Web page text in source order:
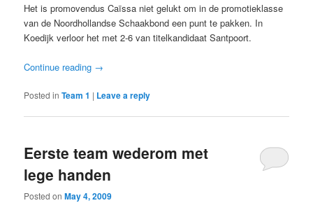
Het is promovendus Caïssa niet gelukt om in de promotieklasse
van de Noordhollandse Schaakbond een punt te pakken. In
Koedijk verloor het met 2-6 van titelkandidaat Santpoort.
Continue reading →
Posted in Team 1 | Leave a reply
Eerste team wederom met
lege handen
Posted onMay 4, 2009